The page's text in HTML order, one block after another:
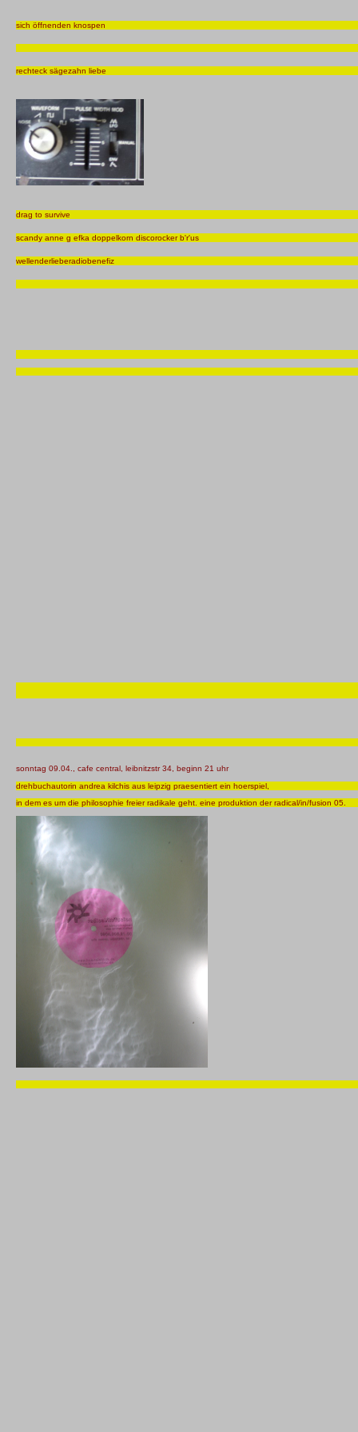
sich öffnenden knospen
rechteck sägezahn liebe
drag to survive
scandy anne g efka doppelkorn discorocker b'r'us
wellenderlieberadiobenefiz
sonntag 09.04., cafe central, leibnitzstr 34, beginn 21 uhr
drehbuchautorin andrea kilchis aus leipzig praesentiert ein hoerspiel,
in dem es um die philosophie freier radikale geht. eine produktion der radical/in/fusion 05.